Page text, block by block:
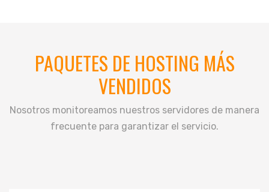
PAQUETES DE HOSTING MÁS
VENDIDOS
Nosotros monitoreamos nuestros servidores de manera
frecuente para garantizar el servicio.